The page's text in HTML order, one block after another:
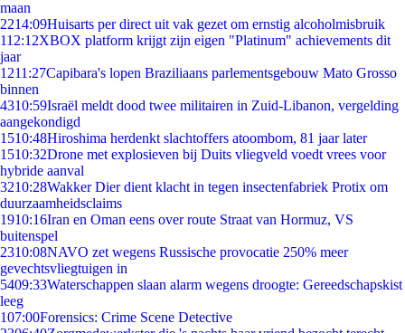
maan
2214:09Huisarts per direct uit vak gezet om ernstig alcoholmisbruik
112:12XBOX platform krijgt zijn eigen "Platinum" achievements dit
jaar
1211:27Capibara's lopen Braziliaans parlementsgebouw Mato Grosso
binnen
4310:59Israël meldt dood twee militairen in Zuid-Libanon, vergelding
aangekondigd
1510:48Hiroshima herdenkt slachtoffers atoombom, 81 jaar later
1510:32Drone met explosieven bij Duits vliegveld voedt vrees voor
hybride aanval
3210:28Wakker Dier dient klacht in tegen insectenfabriek Protix om
duurzaamheidsclaims
1910:16Iran en Oman eens over route Straat van Hormuz, VS
buitenspel
2310:08NAVO zet wegens Russische provocatie 250% meer
gevechtsvliegtuigen in
5409:33Waterschappen slaan alarm wegens droogte: Gereedschapskist
leeg
107:00Forensics: Crime Scene Detective